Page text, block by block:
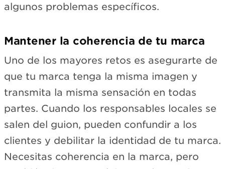
algunos problemas específicos.
Mantener la coherencia de tu marca
Uno de los mayores retos es asegurarte de
que tu marca tenga la misma imagen y
transmita la misma sensación en todas
partes. Cuando los responsables locales se
salen del guion, pueden confundir a los
clientes y debilitar la identidad de tu marca.
Necesitas coherencia en la marca, pero